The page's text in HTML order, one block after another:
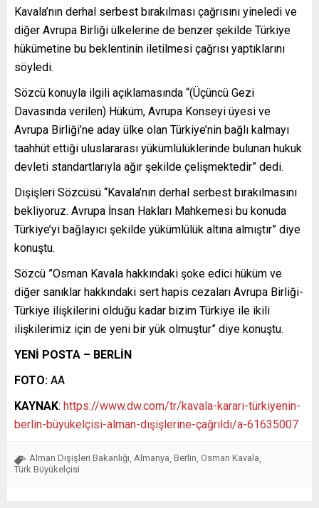
Kavala’nın derhal serbest bırakılması çağrısını yineledi ve
diğer Avrupa Birliği ülkelerine de benzer şekilde Türkiye
hükümetine bu beklentinin iletilmesi çağrısı yaptıklarını
söyledi.
Sözcü konuyla ilgili açıklamasında “(Üçüncü Gezi
Davasında verilen) Hüküm, Avrupa Konseyi üyesi ve
Avrupa Birliği’ne aday ülke olan Türkiye’nin bağlı kalmayı
taahhüt ettiği uluslararası yükümlülüklerinde bulunan hukuk
devleti standartlarıyla ağır şekilde çelişmektedir” dedi.
Dışişleri Sözcüsü “Kavala’nın derhal serbest bırakılmasını
bekliyoruz. Avrupa İnsan Hakları Mahkemesi bu konuda
Türkiye’yi bağlayıcı şekilde yükümlülük altına almıştır” diye
konuştu.
Sözcü ”Osman Kavala hakkındaki şoke edici hüküm ve
diğer sanıklar hakkındaki sert hapis cezaları Avrupa Birliği-
Türkiye ilişkilerini olduğu kadar bizim Türkiye ile ikili
ilişkilerimiz için de yeni bir yük olmuştur” diye konuştu.
YENİ POSTA – BERLİN
FOTO: AA
KAYNAK: https://www.dw.com/tr/kavala-kararı-türkiyenin-
berlin-büyükelçisi-alman-dışişlerine-çağrıldı/a-61635007
Alman Dışişleri Bakanlığı Almanya Berlin Osman Kavala
Türk Büyükelçisi